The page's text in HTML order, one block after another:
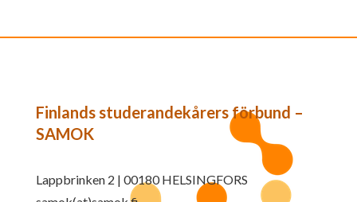
Finlands studerandekårers förbund –
SAMOK
Lappbrinken 2 | 00180 HELSINGFORS